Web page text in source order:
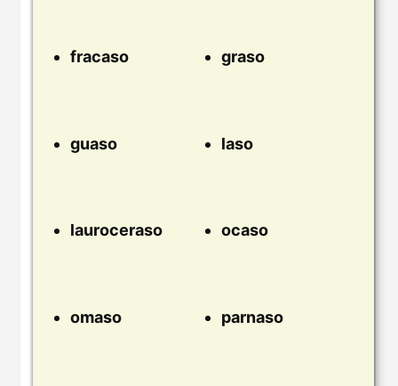
fracaso graso
guaso laso
lauroceraso ocaso
omaso parnaso